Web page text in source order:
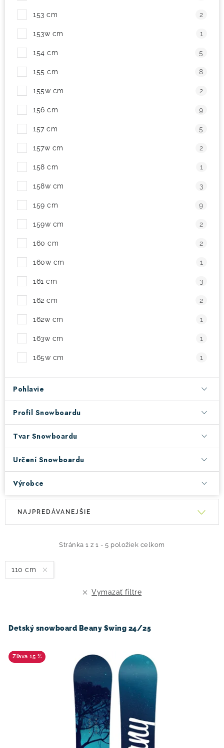
153 cm 2
153w cm 1
154 cm 5
155 cm 8
155w cm 2
156 cm 9
157 cm 5
157w cm 2
158 cm 1
158w cm 3
159 cm 9
159w cm 2
160 cm 2
160w cm 1
161 cm 3
162 cm 2
162w cm 1
163w cm 1
165w cm 1
Pohlavie
Profil Snowboardu
Tvar Snowboardu
Určení Snowboardu
Výrobce
V
s
p
u
t
Stránka1 z1 -5 položiek celkom
R
n
i
o
u
NAJPREDÁVANEJŠIE
110 cm
Vymazať filtre
Detský snowboard Beany Swing 24/25
15 %